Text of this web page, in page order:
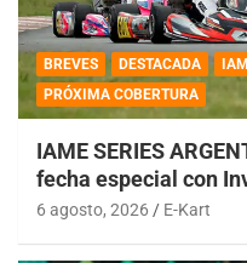
BREVES DESTACADA
PRÓXIMA COBERTURA
IAME SERIES
fecha especial con
6 agosto, 2026 E-Kart